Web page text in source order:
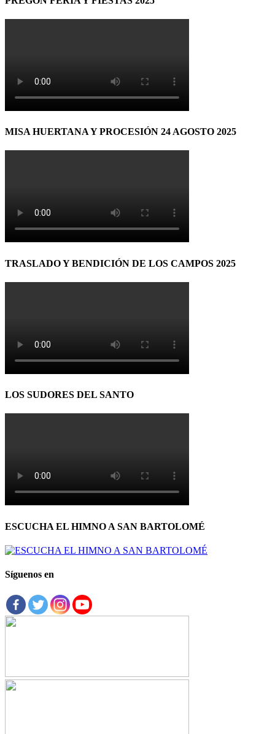
MISA HUERTANA Y PROCESIÓN 24 AGOSTO 2025
TRASLADO Y BENDICIÓN DE LOS CAMPOS 2025
LOS SUDORES DEL SANTO
ESCUCHA EL HIMNO A SAN BARTOLOMÉ
Síguenos en